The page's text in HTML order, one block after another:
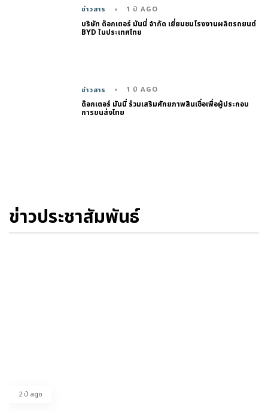
ข่าวสาร 1 ปี AGO
บริษัท ด๊อกเตอร์ มันนี่ จำกัด เยี่ยมชมโรงงานผลิตรถยนต์
BYD ในประเทศไทย
ข่าวสาร 1 ปี AGO
ด๊อกเตอร์ มันนี่ ร่วมเสริมศักยภาพสินเชื่อเพื่อผู้ประกอบ
การขนส่งไทย
ข่าวประชาสัมพันธ์
2 ปี ago